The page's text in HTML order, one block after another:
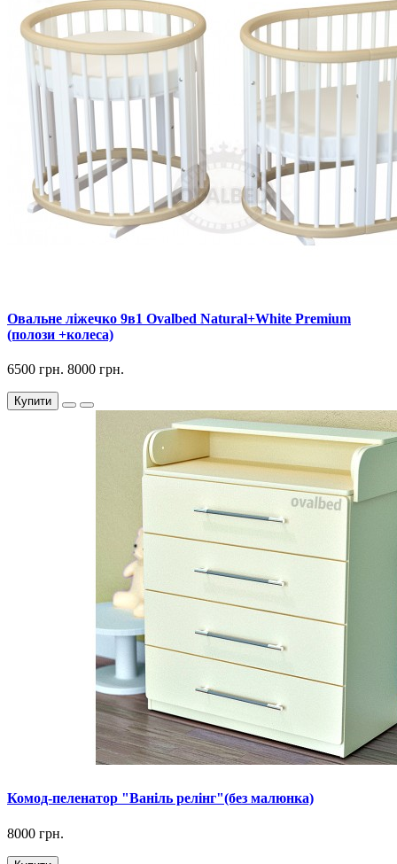
Овальне ліжечко 9в1 Ovalbed Natural+White Premium
(полози +колеса)
6500 грн. 8000 грн.
Купити
Комод-пеленатор "Ваніль релінг"(без малюнка)
8000 грн.